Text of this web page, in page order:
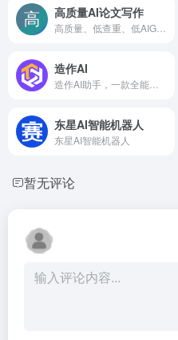
高质量AI论文写作
造作AI
东星AI智能机器人
东星AI智能机器人
暂无评论